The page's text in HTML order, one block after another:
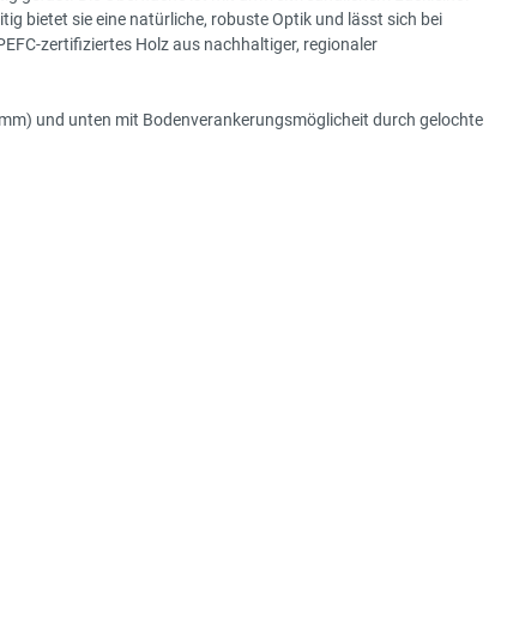
bietet sie eine natürliche, robuste Optik und lässt sich bei
zertifiziertes Holz aus nachhaltiger, regionaler
und unten mit Bodenverankerungsmöglicheit durch gelochte